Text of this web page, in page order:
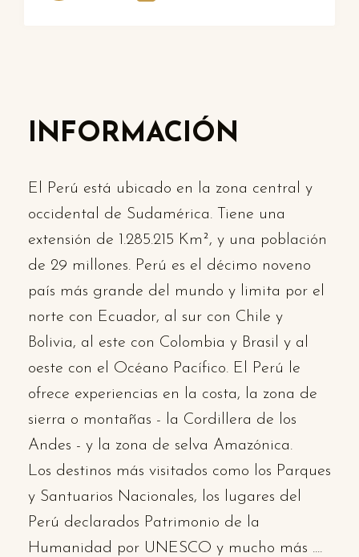
INFORMACIÓN
El Perú está ubicado en la zona central y
occidental de Sudamérica. Tiene una
extensión de 1.285.215 Km², y una población
de 29 millones. Perú es el décimo noveno
país más grande del mundo y limita por el
norte con Ecuador, al sur con Chile y
Bolivia, al este con Colombia y Brasil y al
oeste con el Océano Pacífico. El Perú le
ofrece experiencias en la costa, la zona de
sierra o montañas - la Cordillera de los
Andes - y la zona de selva Amazónica.
Los destinos más visitados como los Parques
y Santuarios Nacionales, los lugares del
Perú declarados Patrimonio de la
Humanidad por UNESCO y mucho más ....